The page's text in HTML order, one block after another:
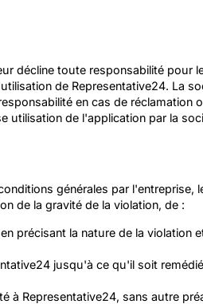
décline toute responsabilité pour
de Representative24. La
en cas de réclamation
utilisation de l'application par la
générales par l'entreprise,
de la gravité de la violation, de :
précisant la nature de la violation
jusqu'à ce qu'il soit
à Representative24, sans autre